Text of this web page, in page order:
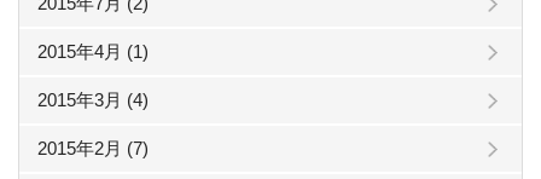
2015年4月 (1)
2015年3月 (4)
2015年2月 (7)